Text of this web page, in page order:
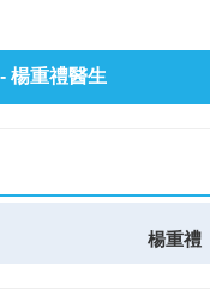
楊重禮醫生
楊重禮